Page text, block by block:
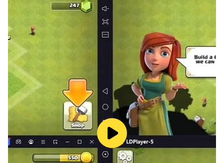
Steine, Bäume und mehr abbauen! Falls Sie mehr Plätze
brauchen, um Ihre Welt zu dekorieren, entfernen Sie
den Nebel und suchen Sie den Schatz wenn Sie die Insel
erkunden!
Brauchen Sie Hilfe? Wir sind da, um Ihnen zu helfen!
Link: https://www.facebook.com/MergeFables